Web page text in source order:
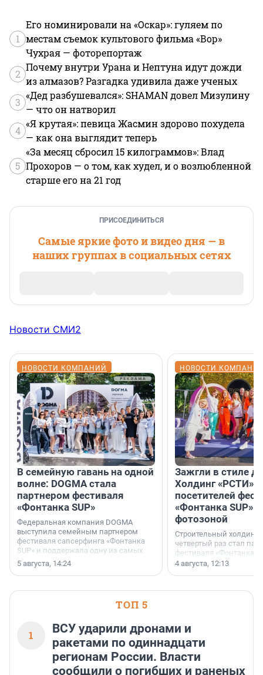
1
Его номинировали на «Оскар»: гуляем по
местам съемок культового фильма «Вор»
Чухрая — фоторепортаж
2
Почему внутри Урана и Нептуна идут дожди
из алмазов? Разгадка удивила даже ученых
3
«Дед разбушевался»: SHAMAN довел Мизулину
— что он натворил
4
«Я крутая»: певица Жасмин здорово похудела
— как она выглядит теперь
5
«За месяц сбросил 15 килограммов»: Влад
Прохоров — о том, как худел, и о возлюбленной
старше его на 21 год
ПРИСОЕДИНИТЬСЯ
Самые яркие фото и видео дня — в
наших группах в социальных сетях
Новости СМИ2
НОВОСТИ КОМПАНИЙ
В семейную гавань на одной
волне: DOGMA стала
партнером фестиваля
«Фонтанка SUP»
Федеральная компания DOGMA
выступила семейным партнером
фестиваля сапсерфинга «Фонтанка
SUP» и поддержала одну из самых
ярких и романтичных номинаций —
«SUP-свадьба».
5 августа, 14:24
НОВОСТИ
Зажгли в стиле
Холдинг «РСТИ»
посетителей
«Фонтанка SUP»
фотозоной
Строительный холдинг
четвертый раз стал
фестиваля «Фонтанка
раз компания
посетителям
4 августа, 12:13
ТОП 5
1
ВСУ ударили дронами и
ракетами по одиннадцати
регионам России. Власти
сообщили о погибших и раненых